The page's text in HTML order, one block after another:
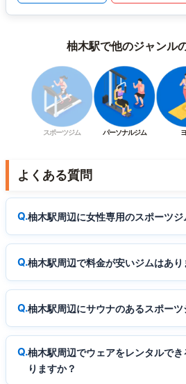
柚木駅で他のジャンル
スポーツジム パーソナルジム
よくある質問
柚木駅周辺に女性専用のスポーツジ
柚木駅周辺で料金が安いジムはあり
柚木駅周辺にサウナのあるスポーツ
柚木駅周辺でウェアをレンタルで
りますか？